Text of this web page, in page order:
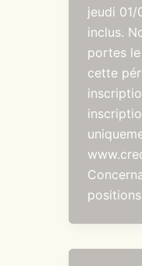
jeudi
inclus.
portes
cette